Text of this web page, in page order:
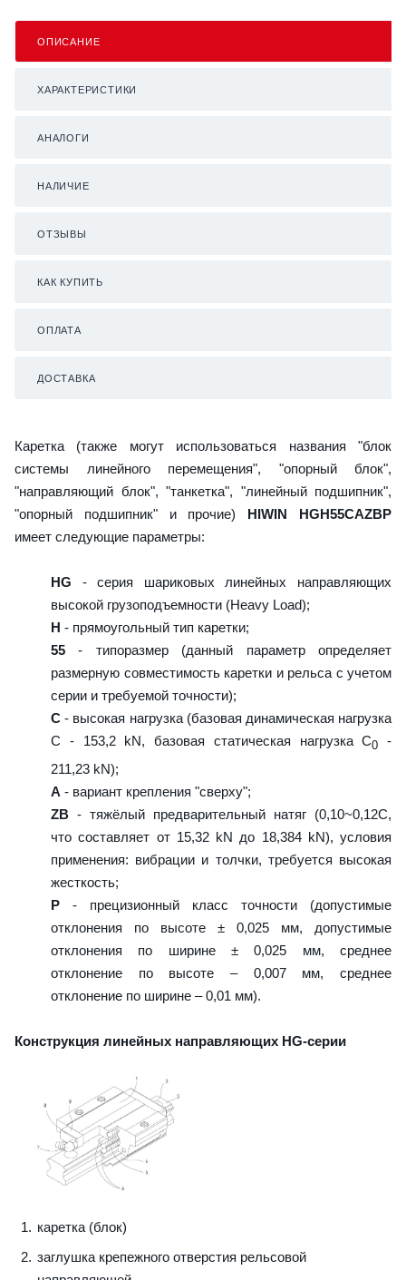
ОПИСАНИЕ
ХАРАКТЕРИСТИКИ
АНАЛОГИ
НАЛИЧИЕ
ОТЗЫВЫ
КАК КУПИТЬ
ОПЛАТА
ДОСТАВКА
Каретка (также могут использоваться названия "блок
системы линейного перемещения", "опорный блок",
"направляющий блок", "танкетка", "линейный подшипник",
"опорный подшипник" и прочие) HIWIN HGH55CAZBP
имеет следующие параметры:
HG - серия шариковых линейных направляющих
высокой грузоподъемности (Heavy Load);
H - прямоугольный тип каретки;
55 - типоразмер (данный параметр определяет
размерную совместимость каретки и рельса с учетом
серии и требуемой точности);
C - высокая нагрузка (базовая динамическая нагрузка
C - 153,2 kN, базовая статическая нагрузка С0
-
211,23 kN);
A - вариант крепления "сверху";
ZB - тяжёлый предварительный натяг (0,10~0,12C,
что составляет от 15,32 kN до 18,384 kN), условия
применения: вибрации и толчки, требуется высокая
жесткость;
P - прецизионный класс точности (допустимые
отклонения по высоте ± 0,025 мм, допустимые
отклонения по ширине ± 0,025 мм, среднее
отклонение по высоте – 0,007 мм, среднее
отклонение по ширине – 0,01 мм).
Конструкция линейных направляющих HG-серии
каретка (блок)
заглушка крепежного отверстия рельсовой